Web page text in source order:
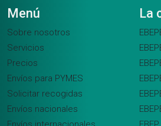
Menú
Sobre nosotros
Servicios
Precios
Envíos para PYMES
Solicitar recogidas
Envíos nacionales
La